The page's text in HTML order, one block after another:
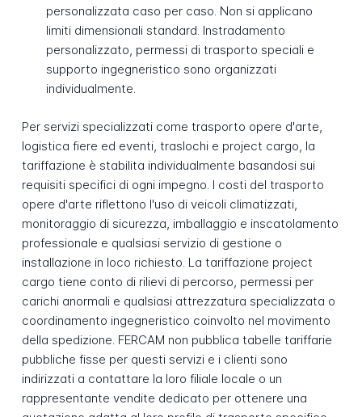
personalizzata caso per caso. Non si applicano
limiti dimensionali standard. Instradamento
personalizzato, permessi di trasporto speciali e
supporto ingegneristico sono organizzati
individualmente.
Per servizi specializzati come trasporto opere d'arte,
logistica fiere ed eventi, traslochi e project cargo, la
tariffazione è stabilita individualmente basandosi sui
requisiti specifici di ogni impegno. I costi del trasporto
opere d'arte riflettono l'uso di veicoli climatizzati,
monitoraggio di sicurezza, imballaggio e inscatolamento
professionale e qualsiasi servizio di gestione o
installazione in loco richiesto. La tariffazione project
cargo tiene conto di rilievi di percorso, permessi per
carichi anormali e qualsiasi attrezzatura specializzata o
coordinamento ingegneristico coinvolto nel movimento
della spedizione. FERCAM non pubblica tabelle tariffarie
pubbliche fisse per questi servizi e i clienti sono
indirizzati a contattare la loro filiale locale o un
rappresentante vendite dedicato per ottenere una